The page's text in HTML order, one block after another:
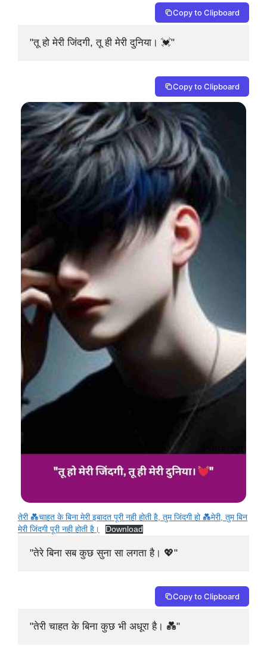
Copy to Clipboard
"तू हो मेरी जिंदगी, तू ही मेरी दुनिया। 💓"
Copy to Clipboard
तेरी 💑चाहत के बिना मेरी इबादत पूरी नही होती है, तुम जिंदगी हो 💑मेरी, तुम बिन
मेरी जिंदगी पूरी नही होती है।
Download
"तेरे बिना सब कुछ सुना सा लगता है। 💖"
Copy to Clipboard
"तेरी चाहत के बिना कुछ भी अधूरा है। 💑"